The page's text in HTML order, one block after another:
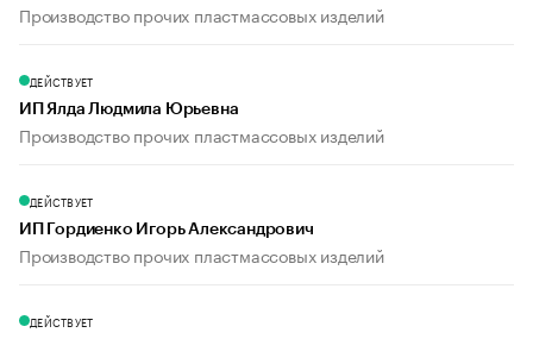
Производство прочих пластмассовых изделий
ДЕЙСТВУЕТ
ИП Ялда Людмила Юрьевна
Производство прочих пластмассовых изделий
ДЕЙСТВУЕТ
ИП Гордиенко Игорь Александрович
Производство прочих пластмассовых изделий
ДЕЙСТВУЕТ